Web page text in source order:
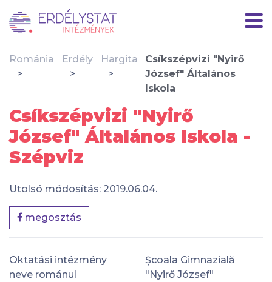
Románia Erdély Hargita
Csíkszépvizi "Nyirő
József" Általános
Iskola
Csíkszépvizi "Nyirő
József" Általános Iskola -
Szépviz
Utolsó módosítás: 2019.06.04.
megosztás
Oktatási intézmény
neve románul
Școala Gimnazială
"Nyirő József"